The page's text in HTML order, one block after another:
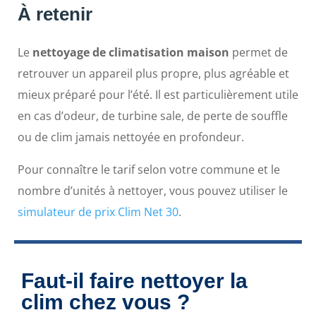
À retenir
Le nettoyage de climatisation maison permet de
retrouver un appareil plus propre, plus agréable et
mieux préparé pour l’été. Il est particulièrement utile
en cas d’odeur, de turbine sale, de perte de souffle
ou de clim jamais nettoyée en profondeur.
Pour connaître le tarif selon votre commune et le
nombre d’unités à nettoyer, vous pouvez utiliser le
simulateur de prix Clim Net 30.
Faut-il faire nettoyer la
clim chez vous ?